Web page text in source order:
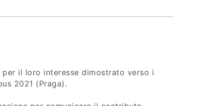
il loro interesse dimostrato verso i
2021 (Praga).